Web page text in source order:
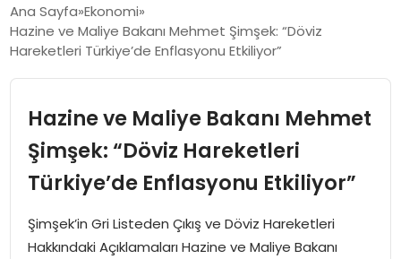
GÜNDEM
İDEAL SPOR
YAŞAM
Ana Sayfa Ekonomi
Hazine ve Maliye Bakanı Mehmet Şimşek: “Döviz
Hareketleri Türkiye’de Enflasyonu Etkiliyor”
Hazine ve Maliye Bakanı Mehmet
Şimşek: “Döviz Hareketleri
Türkiye’de Enflasyonu Etkiliyor”
Şimşek’in Gri Listeden Çıkış ve Döviz Hareketleri
Hakkındaki Açıklamaları Hazine ve Maliye Bakanı